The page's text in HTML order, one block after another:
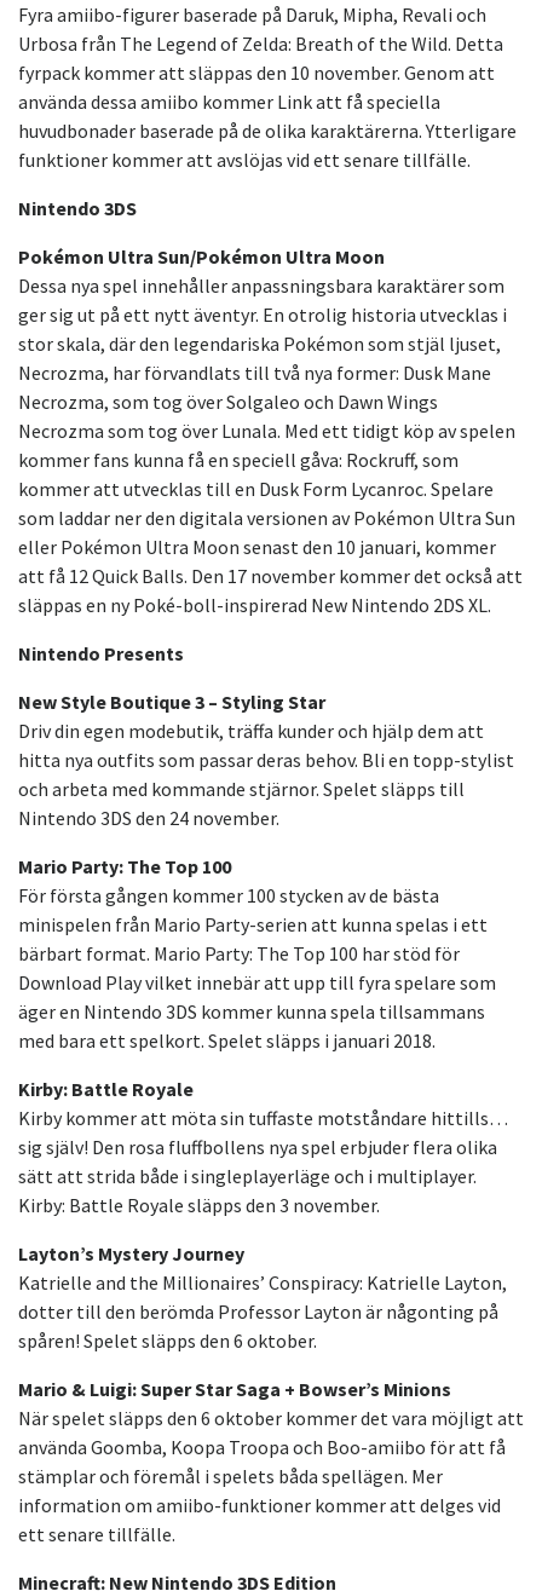
Fyra amiibo-figurer baserade på Daruk, Mipha, Revali och
Urbosa från The Legend of Zelda: Breath of the Wild. Detta
fyrpack kommer att släppas den 10 november. Genom att
använda dessa amiibo kommer Link att få speciella
huvudbonader baserade på de olika karaktärerna. Ytterligare
funktioner kommer att avslöjas vid ett senare tillfälle.
Nintendo 3DS
Pokémon Ultra Sun/Pokémon Ultra Moon
Dessa nya spel innehåller anpassningsbara karaktärer som
ger sig ut på ett nytt äventyr. En otrolig historia utvecklas i
stor skala, där den legendariska Pokémon som stjäl ljuset,
Necrozma, har förvandlats till två nya former: Dusk Mane
Necrozma, som tog över Solgaleo och Dawn Wings
Necrozma som tog över Lunala. Med ett tidigt köp av spelen
kommer fans kunna få en speciell gåva: Rockruff, som
kommer att utvecklas till en Dusk Form Lycanroc. Spelare
som laddar ner den digitala versionen av Pokémon Ultra Sun
eller Pokémon Ultra Moon senast den 10 januari, kommer
att få 12 Quick Balls. Den 17 november kommer det också att
släppas en ny Poké-boll-inspirerad New Nintendo 2DS XL.
Nintendo Presents
New Style Boutique 3 – Styling Star
Driv din egen modebutik, träffa kunder och hjälp dem att
hitta nya outfits som passar deras behov. Bli en topp-stylist
och arbeta med kommande stjärnor. Spelet släpps till
Nintendo 3DS den 24 november.
Mario Party: The Top 100
För första gången kommer 100 stycken av de bästa
minispelen från Mario Party-serien att kunna spelas i ett
bärbart format. Mario Party: The Top 100 har stöd för
Download Play vilket innebär att upp till fyra spelare som
äger en Nintendo 3DS kommer kunna spela tillsammans
med bara ett spelkort. Spelet släpps i januari 2018.
Kirby: Battle Royale
Kirby kommer att möta sin tuffaste motståndare hittills…
sig själv! Den rosa fluffbollens nya spel erbjuder flera olika
sätt att strida både i singleplayerläge och i multiplayer.
Kirby: Battle Royale släpps den 3 november.
Layton’s Mystery Journey
Katrielle and the Millionaires’ Conspiracy: Katrielle Layton,
dotter till den berömda Professor Layton är någonting på
spåren! Spelet släpps den 6 oktober.
Mario & Luigi: Super Star Saga + Bowser’s Minions
När spelet släpps den 6 oktober kommer det vara möjligt att
använda Goomba, Koopa Troopa och Boo-amiibo för att få
stämplar och föremål i spelets båda spellägen. Mer
information om amiibo-funktioner kommer att delges vid
ett senare tillfälle.
Minecraft: New Nintendo 3DS Edition